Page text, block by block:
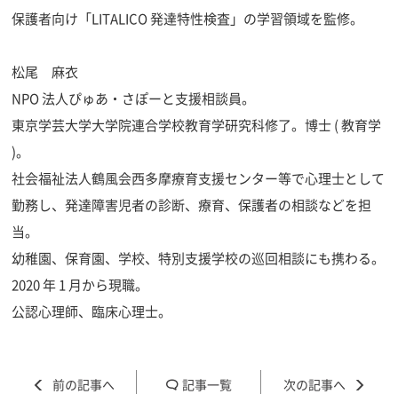
保護者向け「LITALICO 発達特性検査」の学習領域を監修。
松尾 麻衣
NPO 法人ぴゅあ・さぽーと支援相談員。
東京学芸大学大学院連合学校教育学研究科修了。博士 ( 教育学
)。
社会福祉法人鶴風会西多摩療育支援センター等で心理士として
勤務し、発達障害児者の診断、療育、保護者の相談などを担
当。
幼稚園、保育園、学校、特別支援学校の巡回相談にも携わる。
2020 年 1 月から現職。
公認心理師、臨床心理士。
記事一覧